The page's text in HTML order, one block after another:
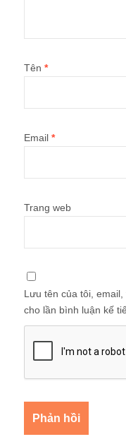
Tên *
Email *
Trang web
Lưu tên của tôi,
cho lần bình luận kế